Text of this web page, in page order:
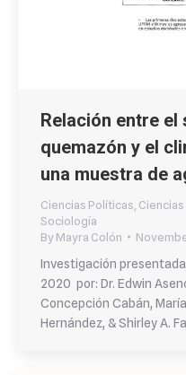
Relación entre el
quemazón y el
una muestra de
Ciencias Políticas
Sociología
ByMayra Colón
Investigación
2020 por: Dr. Edwin
Concepción Cabán,
Hernández, & Shirley A.